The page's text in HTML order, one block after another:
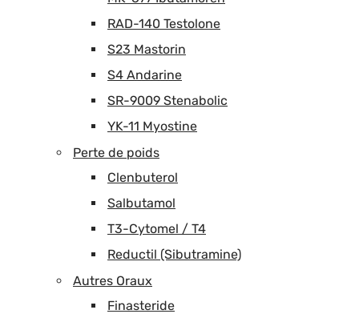
RAD-140 Testolone
S23 Mastorin
S4 Andarine
SR-9009 Stenabolic
YK-11 Myostine
Perte de poids
Clenbuterol
Salbutamol
T3-Cytomel / T4
Reductil (Sibutramine)
Autres Oraux
Finasteride